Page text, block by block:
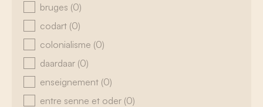
bruges (0)
codart (0)
colonialisme (0)
daardaar (0)
enseignement (0)
entre senne et oder (0)